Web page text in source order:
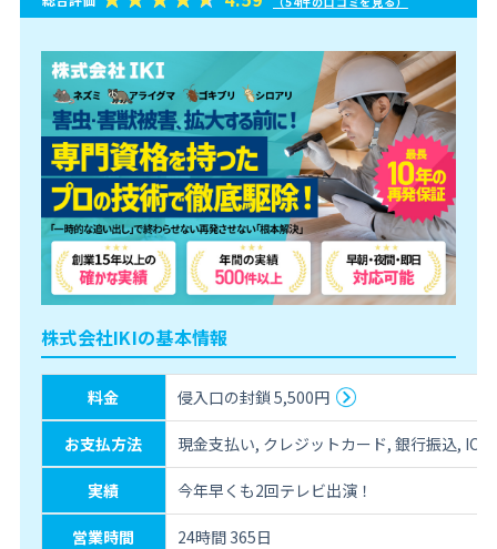
株式会社IKIの基本情報
料金 侵入口の封鎖 5,500円
お支払方法 現金支払い, クレジットカード, 銀行振込, IC
実績 今年早くも2回テレビ出演！
営業時間 24時間 365日